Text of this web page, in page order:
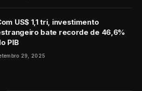
US$ 1,1 tri, investimento
bate recorde de 46,6%
PIB
29, 2025